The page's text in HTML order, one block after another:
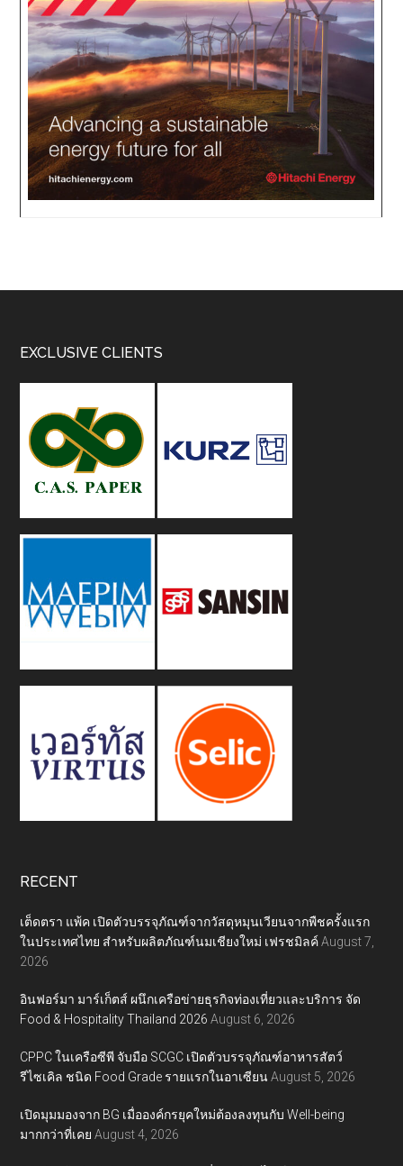
Footer
EXCLUSIVE CLIENTS
RECENT
เต็ดตรา แพ้ค เปิดตัวบรรจุภัณฑ์จากวัสดุหมุนเวียนจากพืชครั้งแรก
ในประเทศไทย สำหรับผลิตภัณฑ์นมเชียงใหม่ เฟรชมิลค์ August 7,
2026
อินฟอร์มา มาร์เก็ตส์ ผนึกเครือข่ายธุรกิจท่องเที่ยวและบริการ จัด
Food & Hospitality Thailand 2026 August 6, 2026
CPPC ในเครือซีพี จับมือ SCGC เปิดตัวบรรจุภัณฑ์อาหารสัตว์
รีไซเคิล ชนิด Food Grade รายแรกในอาเซียน August 5, 2026
เปิดมุมมองจาก BG เมื่อองค์กรยุคใหม่ต้องลงทุนกับ Well-being
มากกว่าที่เคย August 4, 2026